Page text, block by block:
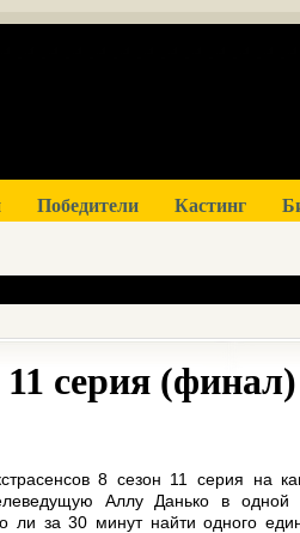
Победители Кастинг
11 серия (финал)
8 сезон 11 серия на
Аллу Данько в одной
ли за 30 минут найти одного